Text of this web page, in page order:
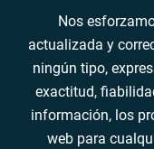
Nos
actualizada y
ningún tipo,
exactitud,
información, los
web para